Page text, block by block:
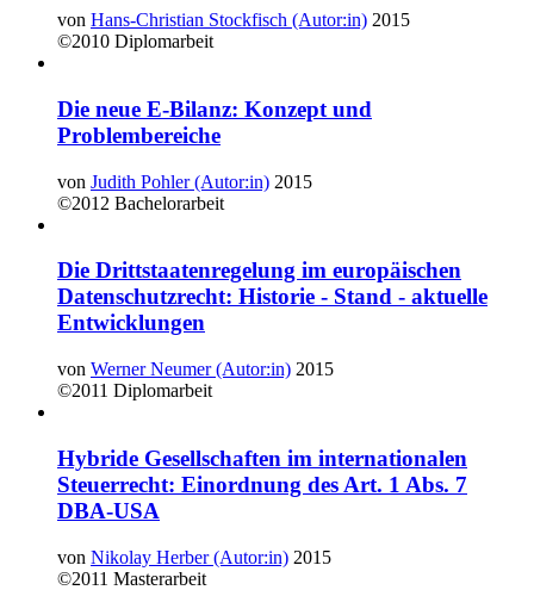
von Hans-Christian Stockfisch (Autor:in) 2015
©2010 Diplomarbeit
Die neue E-Bilanz: Konzept und
Problembereiche
von Judith Pohler (Autor:in) 2015
©2012 Bachelorarbeit
Die Drittstaatenregelung im europäischen
Datenschutzrecht: Historie - Stand - aktuelle
Entwicklungen
von Werner Neumer (Autor:in) 2015
©2011 Diplomarbeit
Hybride Gesellschaften im internationalen
Steuerrecht: Einordnung des Art. 1 Abs. 7
DBA-USA
von Nikolay Herber (Autor:in) 2015
©2011 Masterarbeit